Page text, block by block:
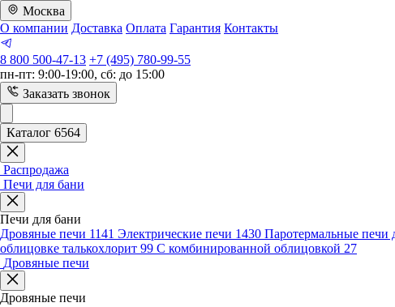
Москва
О компании Доставка Оплата Гарантия Контакты
8 800 500-47-13 +7 (495) 780-99-55
пн-пт: 9:00-19:00, сб: до 15:00
Заказать звонок
Каталог 6564
Распродажа
Печи для бани
Печи для бани
Дровяные печи 1141 Электрические печи 1430 Паротермальные печи
облицовке талькохлорит 99 С комбинированной облицовкой 27
Дровяные печи
Дровяные печи